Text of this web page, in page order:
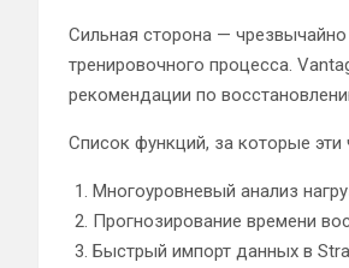
Сильная сторона —
тренировочного процесса.
рекомендации по
Список функций, за которые
Многоуровневый анализ
Прогнозирование времени
Быстрый импорт данных в